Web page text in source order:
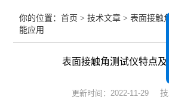
纳米粒度仪
表面张力仪
你的位置：首页 >技术文章 > 表面接触
能应用
表面接触角测试仪特点
更新时间：2022-11-29